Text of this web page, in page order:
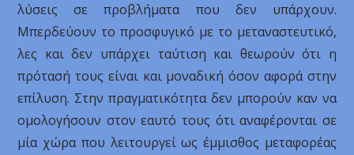
λύσεις σε προβλήματα που δεν υπάρχουν.
Μπερδεύουν το προσφυγικό με το μεταναστευτικό,
λες και δεν υπάρχει ταύτιση και θεωρούν ότι η
πρότασή τους είναι και μοναδική όσον αφορά στην
επίλυση. Στην πραγματικότητα δεν μπορούν καν να
ομολογήσουν στον εαυτό τους ότι αναφέρονται σε
μία χώρα που λειτουργεί ως έμμισθος μεταφορέας